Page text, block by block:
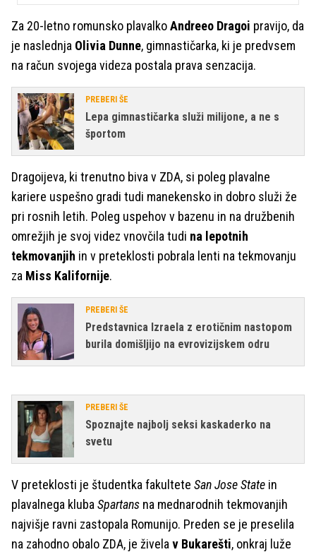
Za 20-letno romunsko plavalkoAndreeo Dragoi pravijo, da
je naslednja Olivia Dunne, gimnastičarka, ki je predvsem
na račun svojega videza postala prava senzacija.
PREBERI ŠE
Lepa gimnastičarka služi milijone, a ne s
športom
Dragoijeva, ki trenutno biva v ZDA, si poleg plavalne
kariere uspešno gradi tudi manekensko in dobro služi že
pri rosnih letih. Poleg uspehov v bazenu in na družbenih
omrežjih je svoj videz vnovčila tudi na lepotnih
tekmovanjih in v preteklosti pobrala lenti na tekmovanju
za Miss Kalifornije.
PREBERI ŠE
Predstavnica Izraela z erotičnim nastopom
burila domišljijo na evrovizijskem odru
PREBERI ŠE
Spoznajte najbolj seksi kaskaderko na
svetu
V preteklosti je študentka fakultete San Jose State in
plavalnega kluba Spartans na mednarodnih tekmovanjih
najvišje ravni zastopala Romunijo. Preden se je preselila
na zahodno obalo ZDA, je živela v Bukarešti, onkraj luže